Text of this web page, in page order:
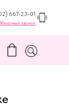
667-23-01
звонок